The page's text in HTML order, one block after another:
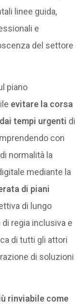
linee guida,
e
del settore
piano
evitare la corsa
tempi urgenti di
con
normalità la
mediante la
di piani
di lungo
regia inclusiva e
di tutti gli attori
di soluzioni
rinviabile come